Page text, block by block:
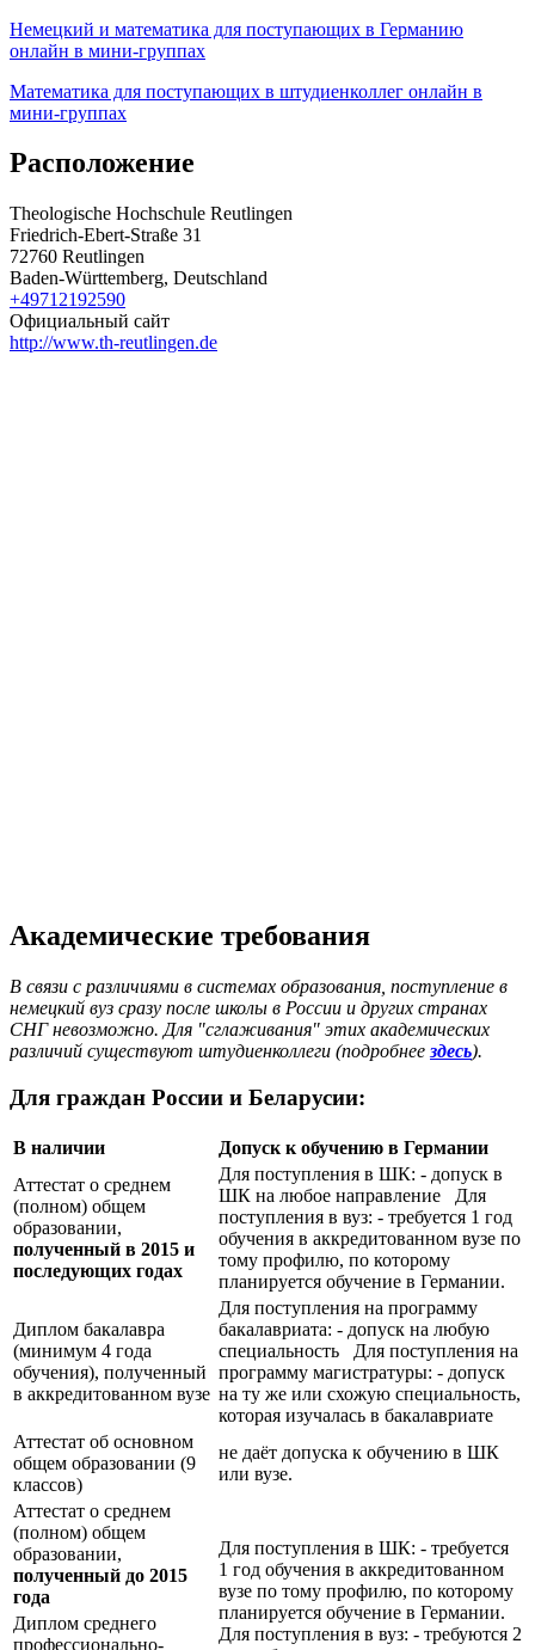
Немецкий и математика для поступающих в Германию
онлайн в мини-группах
Математика для поступающих в штудиенколлег онлайн в
мини-группах
Расположение
Theologische Hochschule Reutlingen
Friedrich-Ebert-Straße 31
72760 Reutlingen
Baden-Württemberg, Deutschland
+49712192590
Официальный сайт
http://www.th-reutlingen.de
Академические требования
В связи с различиями в системах образования, поступление в
немецкий вуз сразу после школы в России и других странах
СНГ невозможно. Для "сглаживания" этих академических
различий существуют штудиенколлеги (подробнее здесь).
Для граждан России и Беларусии:
В наличии
Допуск к обучению в Германии
Аттестат о среднем
(полном) общем
образовании,
полученный в 2015 и
последующих годах
Для поступления в ШК: - допуск в
ШК на любое направление Для
поступления в вуз: - требуется 1 год
обучения в аккредитованном вузе по
тому профилю, по которому
планируется обучение в Германии.
Диплом бакалавра
(минимум 4 года
обучения), полученный
в аккредитованном вузе
Для поступления на программу
бакалавриата: - допуск на любую
специальность Для поступления на
программу магистратуры: - допуск
на ту же или схожую специальность,
которая изучалась в бакалавриате
Аттестат об основном
общем образовании (9
классов)
не даёт допуска к обучению в ШК
или вузе.
Аттестат о среднем
(полном) общем
образовании,
полученный до 2015
года
Для поступления в ШК: - требуется
1 год обучения в аккредитованном
вузе по тому профилю, по которому
планируется обучение в Германии.
Для поступления в вуз: - требуются 2
Диплом среднего
профессионально-